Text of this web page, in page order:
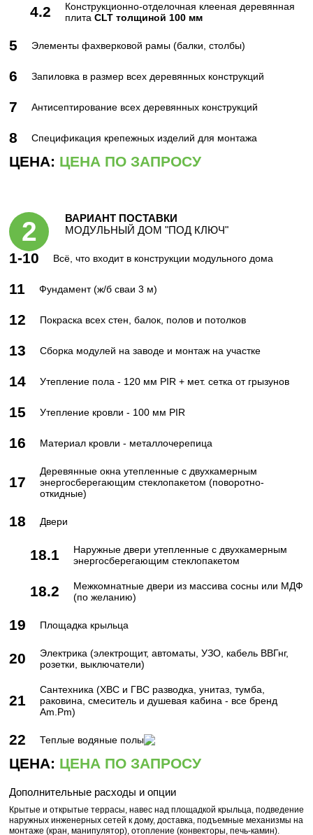
4.2
Конструкционно-отделочная клееная деревянная
плита CLT толщиной 100 мм
5 Элементы фахверковой рамы (балки, столбы)
6 Запиловка в размер всех деревянных конструкций
7 Антисептирование всех деревянных конструкций
8 Спецификация крепежных изделий для монтажа
ЦЕНА: ЦЕНА ПО ЗАПРОСУ
ВАРИАНТ ПОСТАВКИ
МОДУЛЬНЫЙ ДОМ "ПОД КЛЮЧ"
1-10 Всё, что входит в конструкции модульного дома
11 Фундамент (ж/б сваи 3 м)
12 Покраска всех стен, балок, полов и потолков
13 Сборка модулей на заводе и монтаж на участке
14 Утепление пола - 120 мм PIR + мет. сетка от грызунов
15 Утепление кровли - 100 мм PIR
16 Материал кровли - металлочерепица
17
Деревянные окна утепленные с двухкамерным
энергосберегающим стеклопакетом (поворотно-
откидные)
18 Двери
18.1
Наружные двери утепленные с двухкамерным
энергосберегающим стеклопакетом
18.2
Межкомнатные двери из массива сосны или МДФ
(по желанию)
19 Площадка крыльца
20
Электрика (электрощит, автоматы, УЗО, кабель ВВГнг,
розетки, выключатели)
21
Сантехника (ХВС и ГВС разводка, унитаз, тумба,
раковина, смеситель и душевая кабина - все бренд
Am.Pm)
22 Теплые водяные полы
ЦЕНА: ЦЕНА ПО ЗАПРОСУ
Дополнительные расходы и опции
Крытые и открытые террасы, навес над площадкой крыльца, подведение
наружных инженерных сетей к дому, доставка, подъемные механизмы на
монтаже (кран, манипулятор), отопление (конвекторы, печь-камин).